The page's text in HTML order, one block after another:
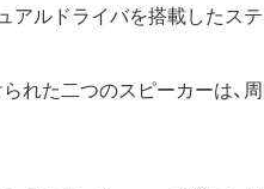
アルドライバを搭載したス
れた二つのスピーカーは、